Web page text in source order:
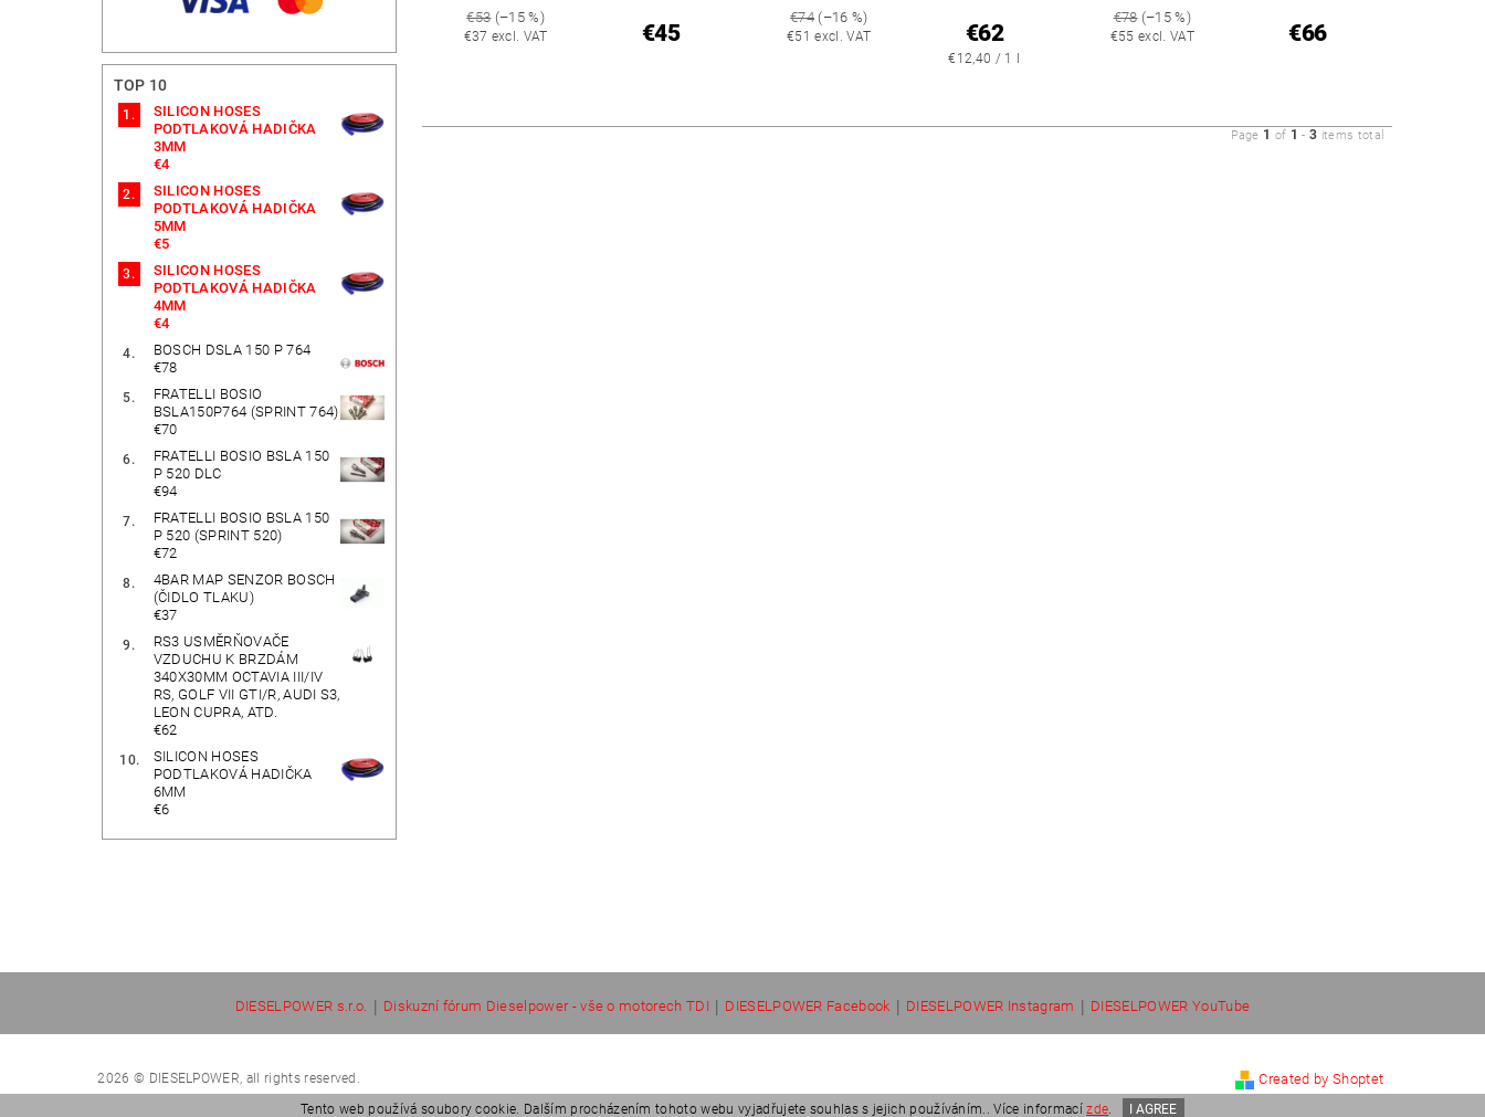
TOP 10
SILICON HOSES
PODTLAKOVÁ HADIČKA
3MM
€4
SILICON HOSES
PODTLAKOVÁ HADIČKA
5MM
€5
SILICON HOSES
PODTLAKOVÁ HADIČKA
4MM
€4
BOSCH DSLA 150 P 764
€78
FRATELLI BOSIO
BSLA150P764 (SPRINT 764)
€70
FRATELLI BOSIO BSLA 150
P 520 DLC
€94
FRATELLI BOSIO BSLA 150
P 520 (SPRINT 520)
€72
4BAR MAP SENZOR BOSCH
(ČIDLO TLAKU)
€37
RS3 USMĚRŇOVAČE
VZDUCHU K BRZDÁM
340X30MM OCTAVIA III/IV
RS, GOLF VII GTI/R, AUDI S3,
LEON CUPRA, ATD.
€62
SILICON HOSES
PODTLAKOVÁ HADIČKA
6MM
€6
€53(–15 %)
€37 excl. VAT €45
€74(–16 %)
€51 excl. VAT €62
€12,40 / 1 l
€78(–15 %)
€55 excl. VAT €66
Page 1 of 1 -3 items total
DIESELPOWER s.r.o. | Diskuzní fórum Dieselpower - vše o motorech TDI | DIESELPOWER Facebook | DIESELPOWER Instagram | DIESELPOWER YouTube
2026 © DIESELPOWER, all rights reserved. Created by Shoptet
Tento web používá soubory cookie. Dalším procházením tohoto webu vyjadřujete souhlas s jejich používáním.. Více informacízde I AGREE